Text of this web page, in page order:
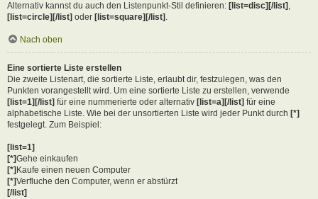
Alternativ kannst du auch den Listenpunkt-Stil definieren: [list=disc][/list] ,
[list=circle][/list] oder [list=square][/list] .
Nach oben
Eine sortierte Liste erstellen
Die zweite Listenart, die sortierte Liste, erlaubt dir, festzulegen, was den
Punkten vorangestellt wird. Um eine sortierte Liste zu erstellen, verwende
[list=1][/list] für eine nummerierte oder alternativ [list=a][/list] für eine
alphabetische Liste. Wie bei der unsortierten Liste wird jeder Punkt durch [*]
festgelegt. Zum Beispiel:
[list=1]
[*]Gehe einkaufen
[*] Kaufe einen neuen Computer
[*]Verfluche den Computer, wenn er abstürzt
[/list]